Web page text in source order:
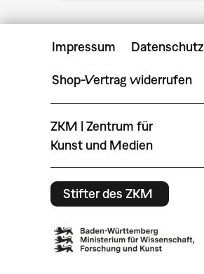
Impressum Datenschutz
Shop-Vertrag widerrufen
ZKM | Zentrum für
Kunst und Medien
Stifter des ZKM